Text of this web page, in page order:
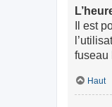
Il est
fuseau
Haut